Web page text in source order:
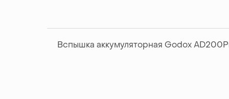
Вспышка аккумуляторная Godox